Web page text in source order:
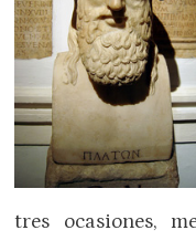
tres ocasiones,